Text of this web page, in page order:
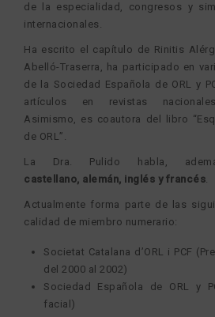
de la especialidad, congresos y
internacionales.
Ha escrito el capítulo de Rinitis
Abelló-Traserra, ha participado en
de la Sociedad Española de ORL y
artículos en revistas
Asimismo, es coautora del libro
de ORL”.
La Dra. Pulido habla,
castellano, alemán, inglés y francés.
Actualmente forma parte de las
calidad de miembro numerario:
Societat Catalana d’ORL i PCF
del 2000 al 2002)
Sociedad Española de ORL y
facial)